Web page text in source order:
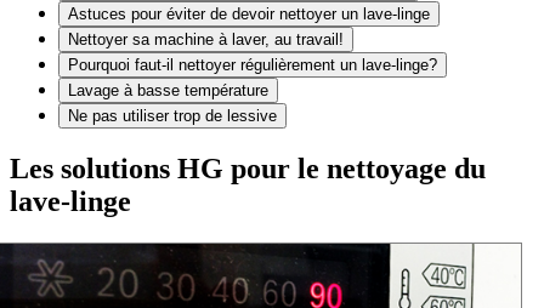
Astuces pour éviter de devoir nettoyer un lave-linge
Nettoyer sa machine à laver, au travail!
Pourquoi faut-il nettoyer régulièrement un lave-linge?
Lavage à basse température
Ne pas utiliser trop de lessive
Les solutions HG pour le nettoyage du
lave-linge